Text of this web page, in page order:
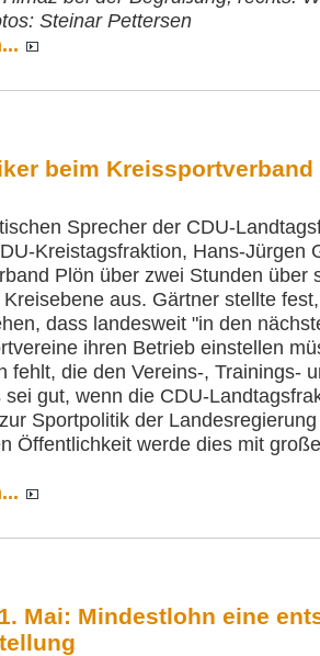
Steinar Pettersen
beim Kreissportverband
Sprecher der CDU-
Kreistagsfraktion, Hans-Jürgen
Plön über zwei Stunden über
aus. Gärtner stellte
dass landesweit "in den
ihren Betrieb einstellen
fehlt, die den Vereins-, Trainings-
sei gut, wenn die CDU-
Sportpolitik der
Öffentlichkeit werde dies mit
Mai: Mindestlohn eine